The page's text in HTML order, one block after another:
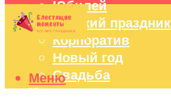
Юбилей
Детский праздник
Корпоратив
Новый год
Свадьба
Идеи подарков
Меню